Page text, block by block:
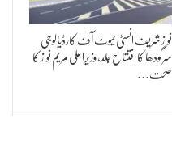
نواز شریف انسٹی ٹیوٹ آف کارڈیالوجی
سرگودھا کا افتتاح جلد، وزیراعلیٰ مریم نواز کا
صحت…